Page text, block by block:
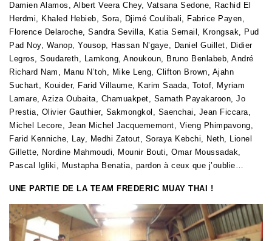
Damien Alamos, Albert Veera Chey, Vatsana Sedone, Rachid El
Herdmi, Khaled Hebieb, Sora, Djimé Coulibali, Fabrice Payen,
Florence Delaroche, Sandra Sevilla, Katia Semail, Krongsak, Pud
Pad Noy, Wanop, Yousop, Hassan N’gaye, Daniel Guillet, Didier
Legros, Soudareth, Lamkong, Anoukoun, Bruno Benlabeb, André
Richard Nam, Manu N’toh, Mike Leng, Clifton Brown, Ajahn
Suchart, Kouider, Farid Villaume, Karim Saada, Totof, Myriam
Lamare, Aziza Oubaita, Chamuakpet, Samath Payakaroon, Jo
Prestia, Olivier Gauthier, Sakmongkol, Saenchai, Jean Ficcara,
Michel Lecore, Jean Michel Jacquememont, Vieng Phimpavong,
Farid Kenniche, Lay, Medhi Zatout, Soraya Kebchi, Neth, Lionel
Gillette, Nordine Mahmoudi, Mounir Bouti, Omar Moussadak,
Pascal Igliki, Mustapha Benatia, pardon à ceux que j’oublie…
UNE PARTIE DE LA TEAM FREDERIC MUAY THAI !